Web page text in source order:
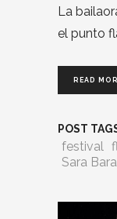
La
el punto
READ
POST
festival
Sara